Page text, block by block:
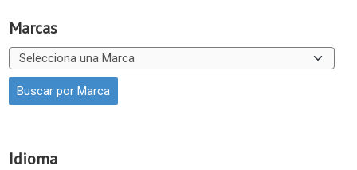
Marcas
Idioma